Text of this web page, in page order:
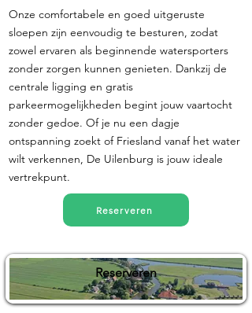
Onze comfortabele en goed uitgeruste
sloepen zijn eenvoudig te besturen, zodat
zowel ervaren als beginnende watersporters
zonder zorgen kunnen genieten. Dankzij de
centrale ligging en gratis
parkeermogelijkheden begint jouw vaartocht
zonder gedoe. Of je nu een dagje
ontspanning zoekt of Friesland vanaf het water
wilt verkennen, De Uilenburg is jouw ideale
vertrekpunt.
Reserveren
Reserveren